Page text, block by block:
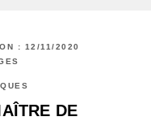
: 12/11/2020
DE